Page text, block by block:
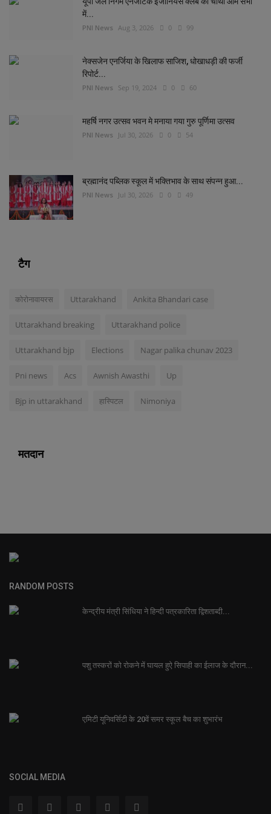
में...
PNI News Aug 3, 2026 0 99
नेक्सजेन एनर्जिया के खिलाफ साजिश, धोखाधड़ी की फर्जी
रिपोर्ट...
PNI News Sep 19, 2024 0 60
महर्षि नगर उत्सव भवन मे मनाया गया गुरु पूर्णिमा उत्सव
PNI News Jul 30, 2026 0 54
ब्रह्मानंद पब्लिक स्कूल में भक्तिभाव के साथ संपन्न हुआ...
PNI News Jul 30, 2026 0 49
टैग
कोरोनावायरस Uttarakhand Ankita Bhandari case
Uttarakhand breaking Uttarakhand police
Uttarakhand bjp Elections Nagar palika chunav 2023
Pni news Acs Awnish Awasthi Up
Bjp in uttarakhand हास्पिटल Nimoniya
मतदान
RANDOM POSTS
केन्द्रीय मंत्री सिंधिया ने हिन्दी पत्रकारिता द्विशताब्दी...
पशु तस्करों को रोकने में घायल हुऐ सिपाही का ईलाज के दौरान...
एमिटी यूनिवर्सिटी के 20वें समर स्कूल बैच का शुभारंभ
SOCIAL MEDIA